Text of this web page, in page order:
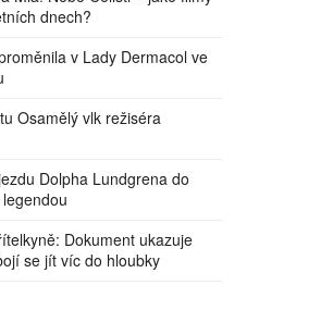
dnech?
v Lady Dermacol ve
Osamělý vlk režiséra
Dolpha Lundgrena do
Dokument ukazuje
se jít víc do hloubky